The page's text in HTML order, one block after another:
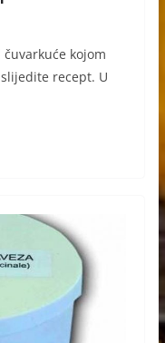
kojom
recept. U